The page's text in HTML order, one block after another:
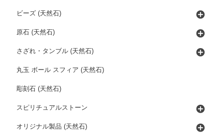
ビーズ (天然石)
原石 (天然石)
さざれ・タンブル (天然石)
丸玉 ボール スフィア (天然石)
彫刻石 (天然石)
スピリチュアルストーン
オリジナル製品 (天然石)